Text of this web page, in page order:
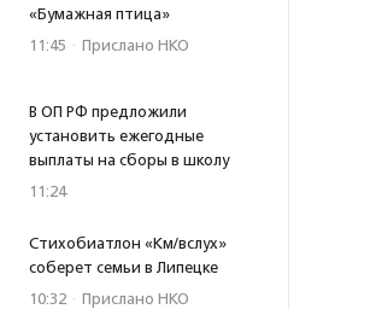
«Бумажная птица»
11:45 · Прислано НКО
В ОП РФ предложили
установить ежегодные
выплаты на сборы в школу
11:24
Стихобиатлон «Км/вслух»
соберет семьи в Липецке
10:32 · Прислано НКО